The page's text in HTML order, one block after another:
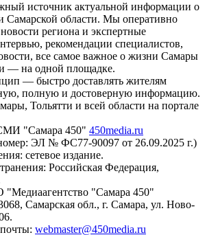
источник актуальной информации о
Самарской области. Мы оперативно
региона и экспертные
рекомендации специалистов,
все самое важное о жизни Самары
— на одной площадке.
— быстро доставлять жителям
полную и достоверную информацию.
Тольятти и всей области на портале
"Самара 450" 450media.ru
ЭЛ № ФС77-90097 от 26.09.2025 г.)
сетевое издание.
Российская Федерация,
"Самара 450"
Самарская обл., г. Самара, ул. Ново-
webmaster@450media.ru